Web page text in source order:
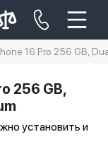
16 Pro 256 GB,
256 GB,
установить и